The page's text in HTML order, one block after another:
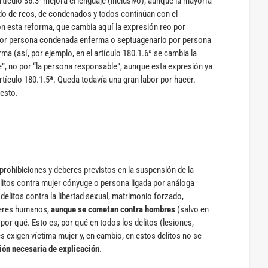
de reos, de condenados y todos continúan con el
esta reforma, que cambia aquí la expresión reo por
persona condenada enferma o septuagenario por persona
(así, por ejemplo, en el artículo 180.1.6ª se cambia la
no por “la persona responsable”, aunque esta expresión ya
180.1.5ª. Queda todavía una gran labor por hacer.
y deberes previstos en la suspensión de la
contra mujer cónyuge o persona ligada por análoga
contra la libertad sexual, matrimonio forzado,
humanos,aunque se cometan contra hombres (salvo en
qué. Esto es, por qué en todos los delitos (lesiones,
exigen víctima mujer y, en cambio, en estos delitos no se
necesaria de explicación.